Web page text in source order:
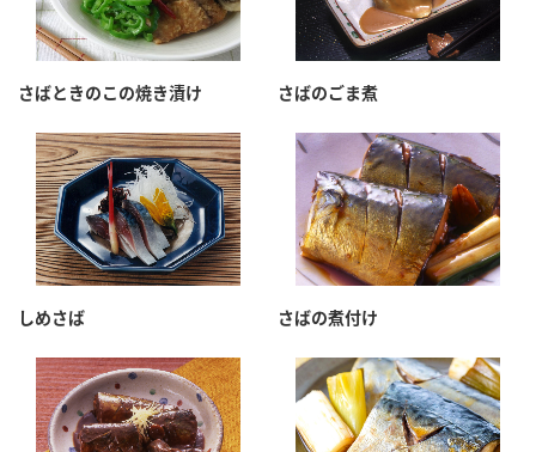
業務用サイト ミツカングループについて 製造所固有記号一覧
さばときのこの焼き漬け さばのごま煮
しめさば さばの煮付け